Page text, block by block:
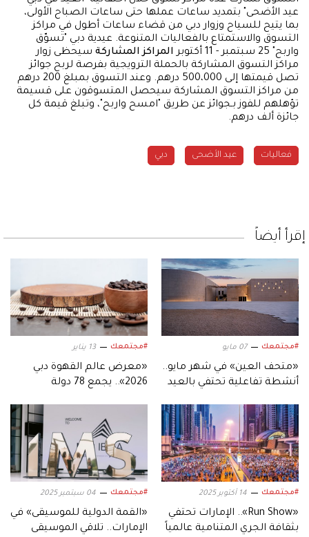
عيد الأضحى" بتمديد ساعات عملها حتى ساعات الصباح الأولى،
بما يتيح للسياح وزوار دبي من قضاء ساعات أطول في مراكز
التسوق والاستمتاع بالفعاليات المتنوعة. عيدية دبي "تسوّق
واربح" 25 سبتمبر - 11 أكتوبر
المراكز المشاركة سيحظى زوار
مراكز التسوق المشاركة بالحملة الترويجية بفرصة لربح جوائز
تصل قيمتها إلى 500،000 درهم. وعند التسوق بمبلغ 200 درهم
من مراكز التسوق المشاركة سيحصل المتسوقون على قسيمة
تؤهلهم للفوز بـجوائز عن طريق "امسح واربح"، وتبلغ قيمة كل
جائزة ألف درهم.
فعاليات عيد الأضحى دبي
إقرأ أيضاً
#مجتمعك 07 مايو
«متحف العين» في شهر مايو..
أنشطة تفاعلية تحتفي بالعيد
#مجتمعك 13 يناير
«معرض عالم القهوة دبي
2026».. يجمع 78 دولة
#مجتمعك 14 أكتوبر 2025
«Run Show».. الإمارات تحتفي
بثقافة الجري المتنامية عالمياً
#مجتمعك 04 سبتمبر 2025
«القمة الدولية للموسيقى» في
الإمارات.. تلاقي الموسيقى